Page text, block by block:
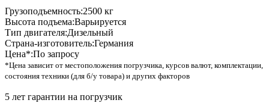
Грузоподъемность:2500 кг
Высота подъема:Варьируется
Тип двигателя:Дизельный
Страна-изготовитель:Германия
Цена*:По запросу
*Цена зависит от местоположения погрузчика, курсов валют, комплектации,
состояния техники (для б/у товара) и других факторов
5 лет гарантии на погрузчик